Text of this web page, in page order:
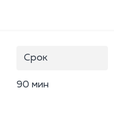
Срок
90 мин